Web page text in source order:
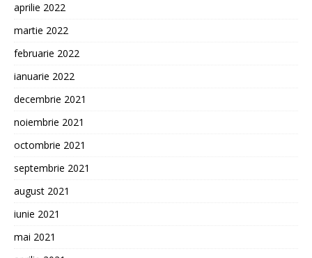
aprilie 2022
martie 2022
februarie 2022
ianuarie 2022
decembrie 2021
noiembrie 2021
octombrie 2021
septembrie 2021
august 2021
iunie 2021
mai 2021